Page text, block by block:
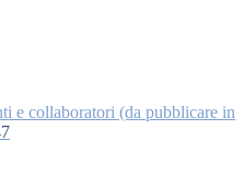
e collaboratori (da pubblicare in